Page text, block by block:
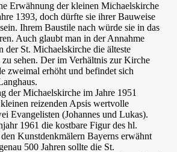
Erwähnung der kleinen Michaelskirche
1393, doch dürfte sie ihrer Bauweise
Ihrem Baustile nach würde sie in das
Auch glaubt man in der Annahme
der St. Michaelskirche die älteste
sehen. Der im Verhältnis zur Kirche
zweimal erhöht und befindet sich
der Michaelskirche im Jahre 1951
reizenden Apsis wertvolle
Evangelisten (Johannes und Lukas).
1961 die kostbare Figur des hl.
Kunstdenkmälern Bayerns erwähnt
500 Jahren sollte die St.